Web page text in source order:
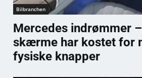
Bilbranchen
Mercedes indrømmer
skærme har kostet for
fysiske knapper